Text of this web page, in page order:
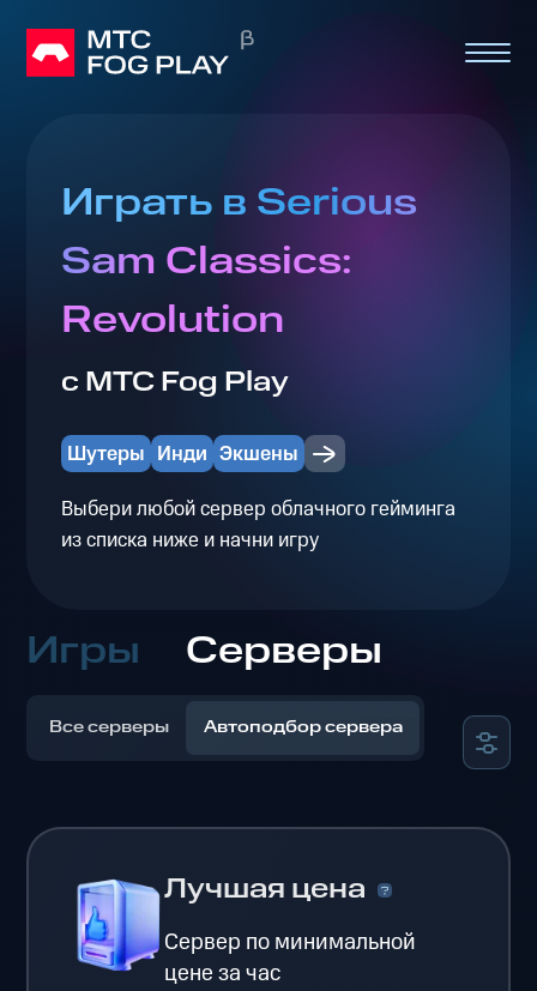
Играть в Serious
Sam Classics:
Revolution
с МТС Fog Play
Шутеры Инди Экшены
Выбери любой сервер облачного гейминга
из списка ниже и начни игру
Игры Серверы
Все серверы Автоподбор сервера
Лучшая цена
Сервер по минимальной
цене за час